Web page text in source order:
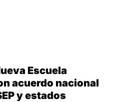
Escuela
acuerdo nacional
y estados